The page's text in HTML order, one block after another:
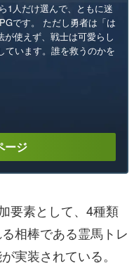
1人だけ選んで、ともに迷
です。 ただし勇者は「は
使えず、戦士は可愛らし
います。誰を救うのかを
ージ
要素として、4種類
相棒である霊馬トレ
実装されている。